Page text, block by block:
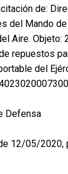
de:
del Mando
Aire. Objeto:
repuestos
del
Defensa
12/05/2020,